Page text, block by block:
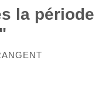
la période